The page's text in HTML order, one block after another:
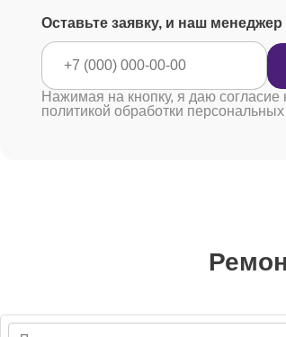
Оставьте заявку, и наш
Нажимая на кнопку, я даю
политикой обработки